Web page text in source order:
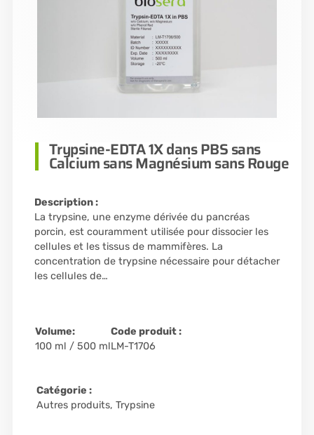
Trypsine-EDTA 1X dans PBS sans
Calcium sans Magnésium sans Rouge
Description :
La trypsine, une enzyme dérivée du pancréas
porcin, est couramment utilisée pour dissocier les
cellules et les tissus de mammifères. La
concentration de trypsine nécessaire pour détacher
les cellules de…
Volume:
100 ml / 500 ml
Code produit :
LM-T1706
Catégorie :
Autres produits, Trypsine